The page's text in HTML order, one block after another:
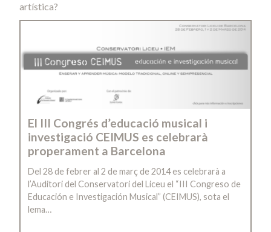
artística?
El III Congrés d’educació musical i
investigació CEIMUS es celebrarà
properament a Barcelona
Del 28 de febrer al 2 de març de 2014 es celebrarà a
l’Auditori del Conservatori del Liceu el “III Congreso de
Educación e Investigación Musical” (CEIMUS), sota el
lema…